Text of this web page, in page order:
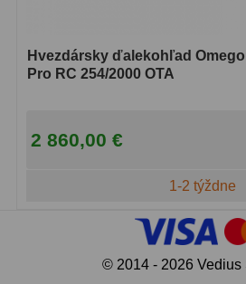
Vreckové10
Hvezdársky ďalekohľad
Pro RC 254/2000 OTA
2 860,00 €
1-2 týždne
© 2014 - 2026 Vedius